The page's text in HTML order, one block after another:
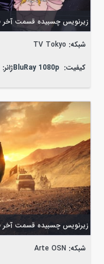
زیرنویس چسبیده قسمت آخر
شبکه: TV Tokyo
کیفیت: BluRay 1080pژانر:
زیرنویس چسبیده قسمت
شبکه: Arte OSN